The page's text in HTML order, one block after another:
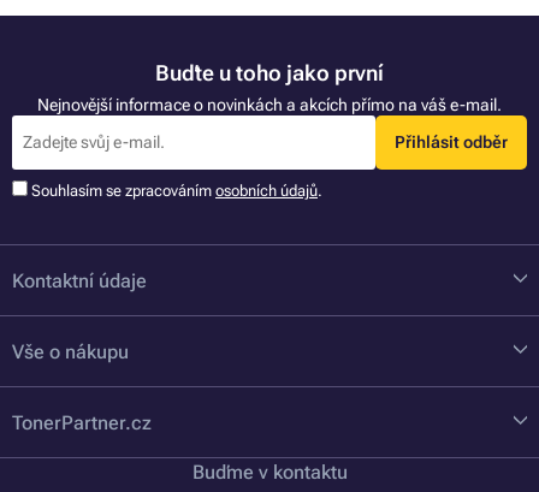
Buďte u toho jako první
Nejnovější informace o novinkách a akcích přímo na váš e-mail.
Přihlásit odběr
Souhlasím se zpracováním osobních údajů.
Kontaktní údaje
Vše o nákupu
TonerPartner.cz
Buďme v kontaktu